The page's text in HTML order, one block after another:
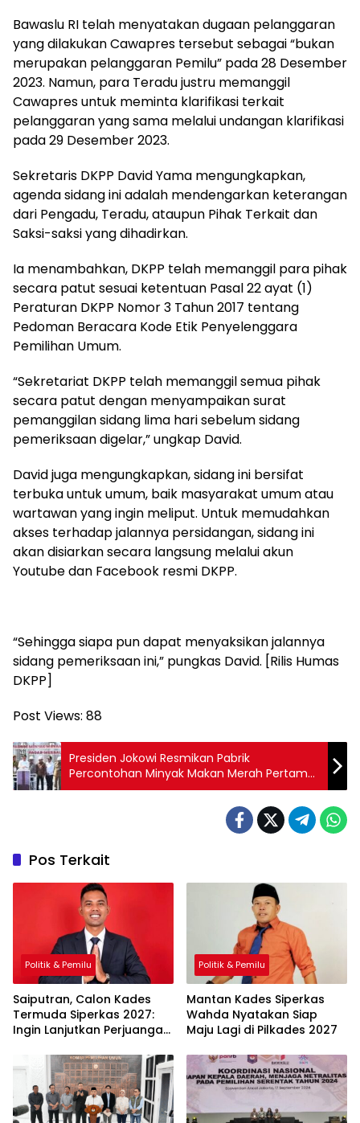
Bawaslu RI telah menyatakan dugaan pelanggaran
yang dilakukan Cawapres tersebut sebagai “bukan
merupakan pelanggaran Pemilu” pada 28 Desember
2023. Namun, para Teradu justru memanggil
Cawapres untuk meminta klarifikasi terkait
pelanggaran yang sama melalui undangan klarifikasi
pada 29 Desember 2023.
Sekretaris DKPP David Yama mengungkapkan,
agenda sidang ini adalah mendengarkan keterangan
dari Pengadu, Teradu, ataupun Pihak Terkait dan
Saksi-saksi yang dihadirkan.
Ia menambahkan, DKPP telah memanggil para pihak
secara patut sesuai ketentuan Pasal 22 ayat (1)
Peraturan DKPP Nomor 3 Tahun 2017 tentang
Pedoman Beracara Kode Etik Penyelenggara
Pemilihan Umum.
“Sekretariat DKPP telah memanggil semua pihak
secara patut dengan menyampaikan surat
pemanggilan sidang lima hari sebelum sidang
pemeriksaan digelar,” ungkap David.
David juga mengungkapkan, sidang ini bersifat
terbuka untuk umum, baik masyarakat umum atau
wartawan yang ingin meliput. Untuk memudahkan
akses terhadap jalannya persidangan, sidang ini
akan disiarkan secara langsung melalui akun
Youtube dan Facebook resmi DKPP.
“Sehingga siapa pun dapat menyaksikan jalannya
sidang pemeriksaan ini,” pungkas David. [Rilis Humas
DKPP]
Post Views: 88
Presiden Jokowi Resmikan Pabrik
Percontohan Minyak Makan Merah Pertama
di Indonesia
Pos Terkait
Politik & Pemilu
Saiputran, Calon Kades
Termuda Siperkas 2027:
Ingin Lanjutkan Perjuangan
Politik & Pemilu
Mantan Kades Siperkas
Wahda Nyatakan Siap
Maju Lagi di Pilkades 2027